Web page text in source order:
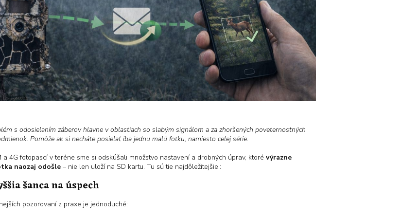
s odosielaním záberov hlavne v oblastiach so slabým signálom a za zhoršených poveternostných
Pomôže ak si necháte posielať iba jednu malú fotku, namiesto celej série.
a 4G fotopascí v teréne sme si odskúšali množstvo nastavení a drobných úprav, ktoré výrazne
naozaj odošle – nie len uloží na SD kartu. Tu sú tie najdôležitejšie.:
šanca na úspech
pozorovaní z praxe je jednoduché: